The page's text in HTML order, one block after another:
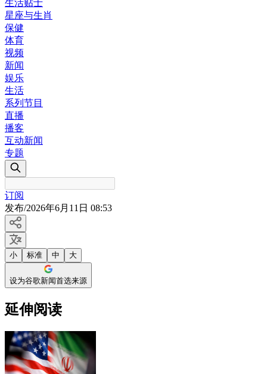
生活贴士
星座与生肖
保健
体育
视频
新闻
娱乐
生活
系列节目
直播
播客
互动新闻
专题
订阅
发布/2026年6月11日 08:53
小 标准 中 大
设为谷歌新闻首选来源
延伸阅读